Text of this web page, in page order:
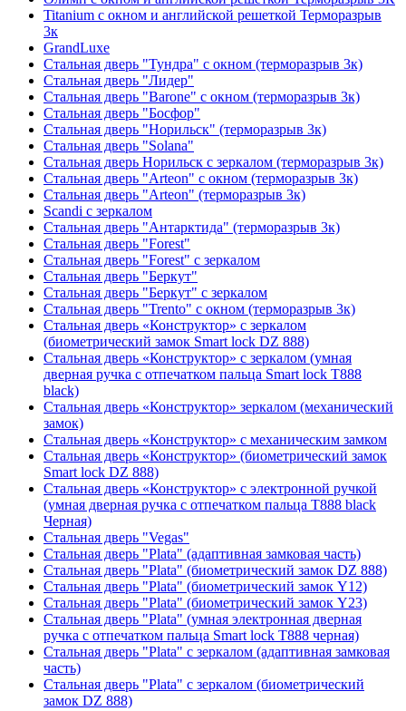
Titanium с окном и английской решеткой Терморазрыв
3к
GrandLuxe
Стальная дверь "Тундра" с окном (терморазрыв 3к)
Стальная дверь "Лидер"
Стальная дверь "Barone" с окном (терморазрыв 3к)
Стальная дверь "Босфор"
Стальная дверь "Норильск" (терморазрыв 3к)
Стальная дверь "Solana"
Стальная дверь Норильск с зеркалом (терморазрыв 3к)
Стальная дверь "Arteon" с окном (терморазрыв 3к)
Стальная дверь "Arteon" (терморазрыв 3к)
Scandi с зеркалом
Стальная дверь "Антарктида" (терморазрыв 3к)
Стальная дверь "Forest"
Стальная дверь "Forest" с зеркалом
Стальная дверь "Беркут"
Стальная дверь "Беркут" с зеркалом
Стальная дверь "Trento" с окном (терморазрыв 3к)
Стальная дверь «Конструктор» с зеркалом
(биометрический замок Smart lock DZ 888)
Стальная дверь «Конструктор» с зеркалом (умная
дверная ручка с отпечатком пальца Smart lock T888
black)
Стальная дверь «Конструктор» зеркалом (механический
замок)
Стальная дверь «Конструктор» с механическим замком
Стальная дверь «Конструктор» (биометрический замок
Smart lock DZ 888)
Стальная дверь «Конструктор» с электронной ручкой
(умная дверная ручка с отпечатком пальца T888 black
Черная)
Стальная дверь "Vegas"
Стальная дверь "Plata" (адаптивная замковая часть)
Стальная дверь "Plata" (биометрический замок DZ 888)
Стальная дверь "Plata" (биометрический замок Y12)
Стальная дверь "Plata" (биометрический замок Y23)
Стальная дверь "Plata" (умная электронная дверная
ручка с отпечатком пальца Smart lock T888 черная)
Стальная дверь "Plata" с зеркалом (адаптивная замковая
часть)
Стальная дверь "Plata" с зеркалом (биометрический
замок DZ 888)